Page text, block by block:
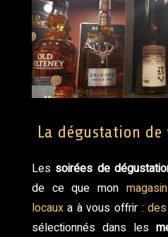
La dégustation
Les soirées de
de ce que mon
locauxa à vous offrir :
sélectionnés dans les